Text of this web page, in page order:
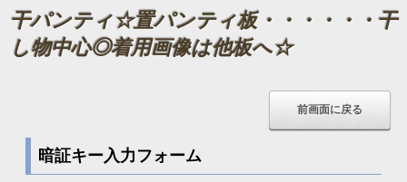
干パンティ☆置パンティ板・・・・・・干
し物中心◎着用画像は他板へ☆
暗証キー入力フォーム